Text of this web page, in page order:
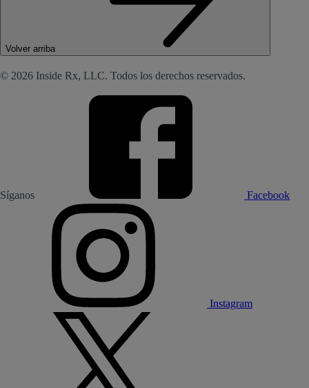
Volver arriba
© 2026 Inside Rx, LLC. Todos los derechos reservados.
Síganos Facebook
Instagram